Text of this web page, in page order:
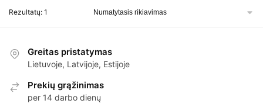
Rezultatų: 1
Greitas pristatymas
Lietuvoje, Latvijoje, Estijoje
Prekių grąžinimas
per 14 darbo dienų